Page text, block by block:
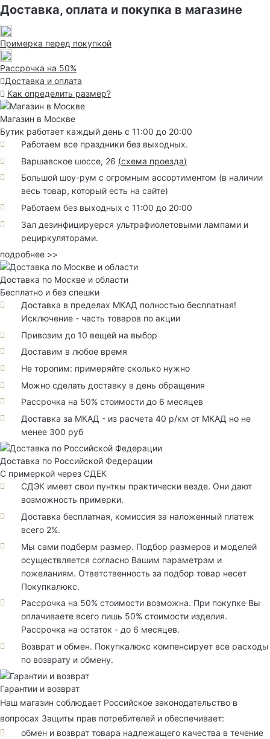
Доставка, оплата и покупка в магазине
Примерка перед покупкой
Рассрочка на 50%
Доставка и оплата
Как определить размер?
Магазин в Москве
Бутик работает каждый день с 11:00 до 20:00
Работаем все праздники без выходных.
Варшавское шоссе, 26 (схема проезда)
Большой шоу-рум с огромным ассортиментом (в наличии
весь товар, который есть на сайте)
Работаем без выходных с 11:00 до 20:00
Зал дезинфицируерся ультрафиолетовыми лампами и
рециркуляторами.
подробнее >>
Доставка по Москве и области
Бесплатно и без спешки
Доставка в пределах МКАД полностью бесплатная!
Исключение - часть товаров по акции
Привозим до 10 вещей на выбор
Доставим в любое время
Не торопим: примеряйте сколько нужно
Можно сделать доставку в день обращения
Рассрочка на 50% стоимости до 6 месяцев
Доставка за МКАД - из расчета 40 р/км от МКАД но не
менее 300 руб
Доставка по Российской Федерации
С примеркой через СДЕК
СДЭК имеет свои пунткы практически везде. Они дают
возможность примерки.
Доставка бесплатная, комиссия за наложенный платеж
всего 2%.
Мы сами подберм размер. Подбор размеров и моделей
осуществляется согласно Вашим параметрам и
пожеланиям. Ответственность за подбор товар несет
Покупкалюкс.
Рассрочка на 50% стоимости возможна. При покупке Вы
оплачиваете всего лишь 50% стоимости изделия.
Рассрочка на остаток - до 6 месяцев.
Возврат и обмен. Покупкалюкс компенсирует все расходы
по возврату и обмену.
Гарантии и возврат
Наш магазин соблюдает Российское законодательство в
вопросах Защиты прав потребителей и обеспечивает:
обмен и возврат товара надлежащего качества в течение